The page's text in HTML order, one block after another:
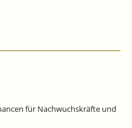
für Nachwuchskräfte und